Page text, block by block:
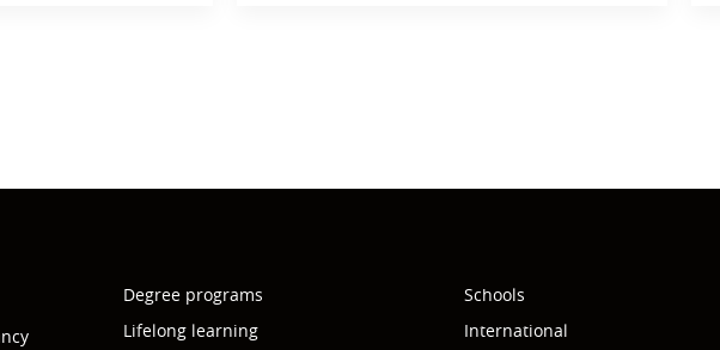
Degree programs
Lifelong learning
Schools
International